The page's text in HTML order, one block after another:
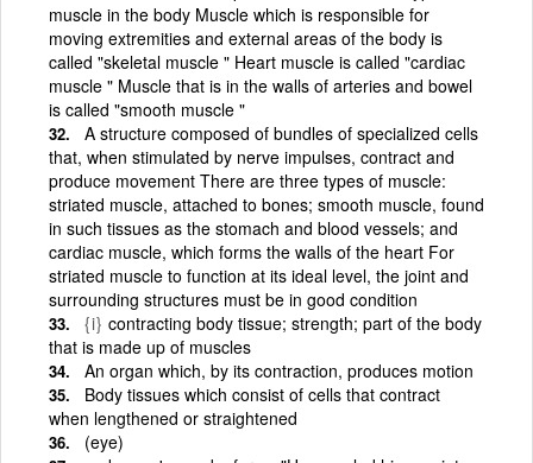
muscle in the body Muscle which is responsible for
moving extremities and external areas of the body is
called "skeletal muscle " Heart muscle is called "cardiac
muscle " Muscle that is in the walls of arteries and bowel
is called "smooth muscle "
A structure composed of bundles of specialized cells
that, when stimulated by nerve impulses, contract and
produce movement There are three types of muscle:
striated muscle, attached to bones; smooth muscle, found
in such tissues as the stomach and blood vessels; and
cardiac muscle, which forms the walls of the heart For
striated muscle to function at its ideal level, the joint and
surrounding structures must be in good condition
{i} contracting body tissue; strength; part of the body
that is made up of muscles
An organ which, by its contraction, produces motion
Body tissues which consist of cells that contract
when lengthened or straightened
(eye)